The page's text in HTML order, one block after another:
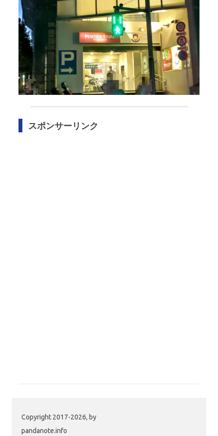
スポンサーリンク
Copyright 2017-2026, by
pandanote.info